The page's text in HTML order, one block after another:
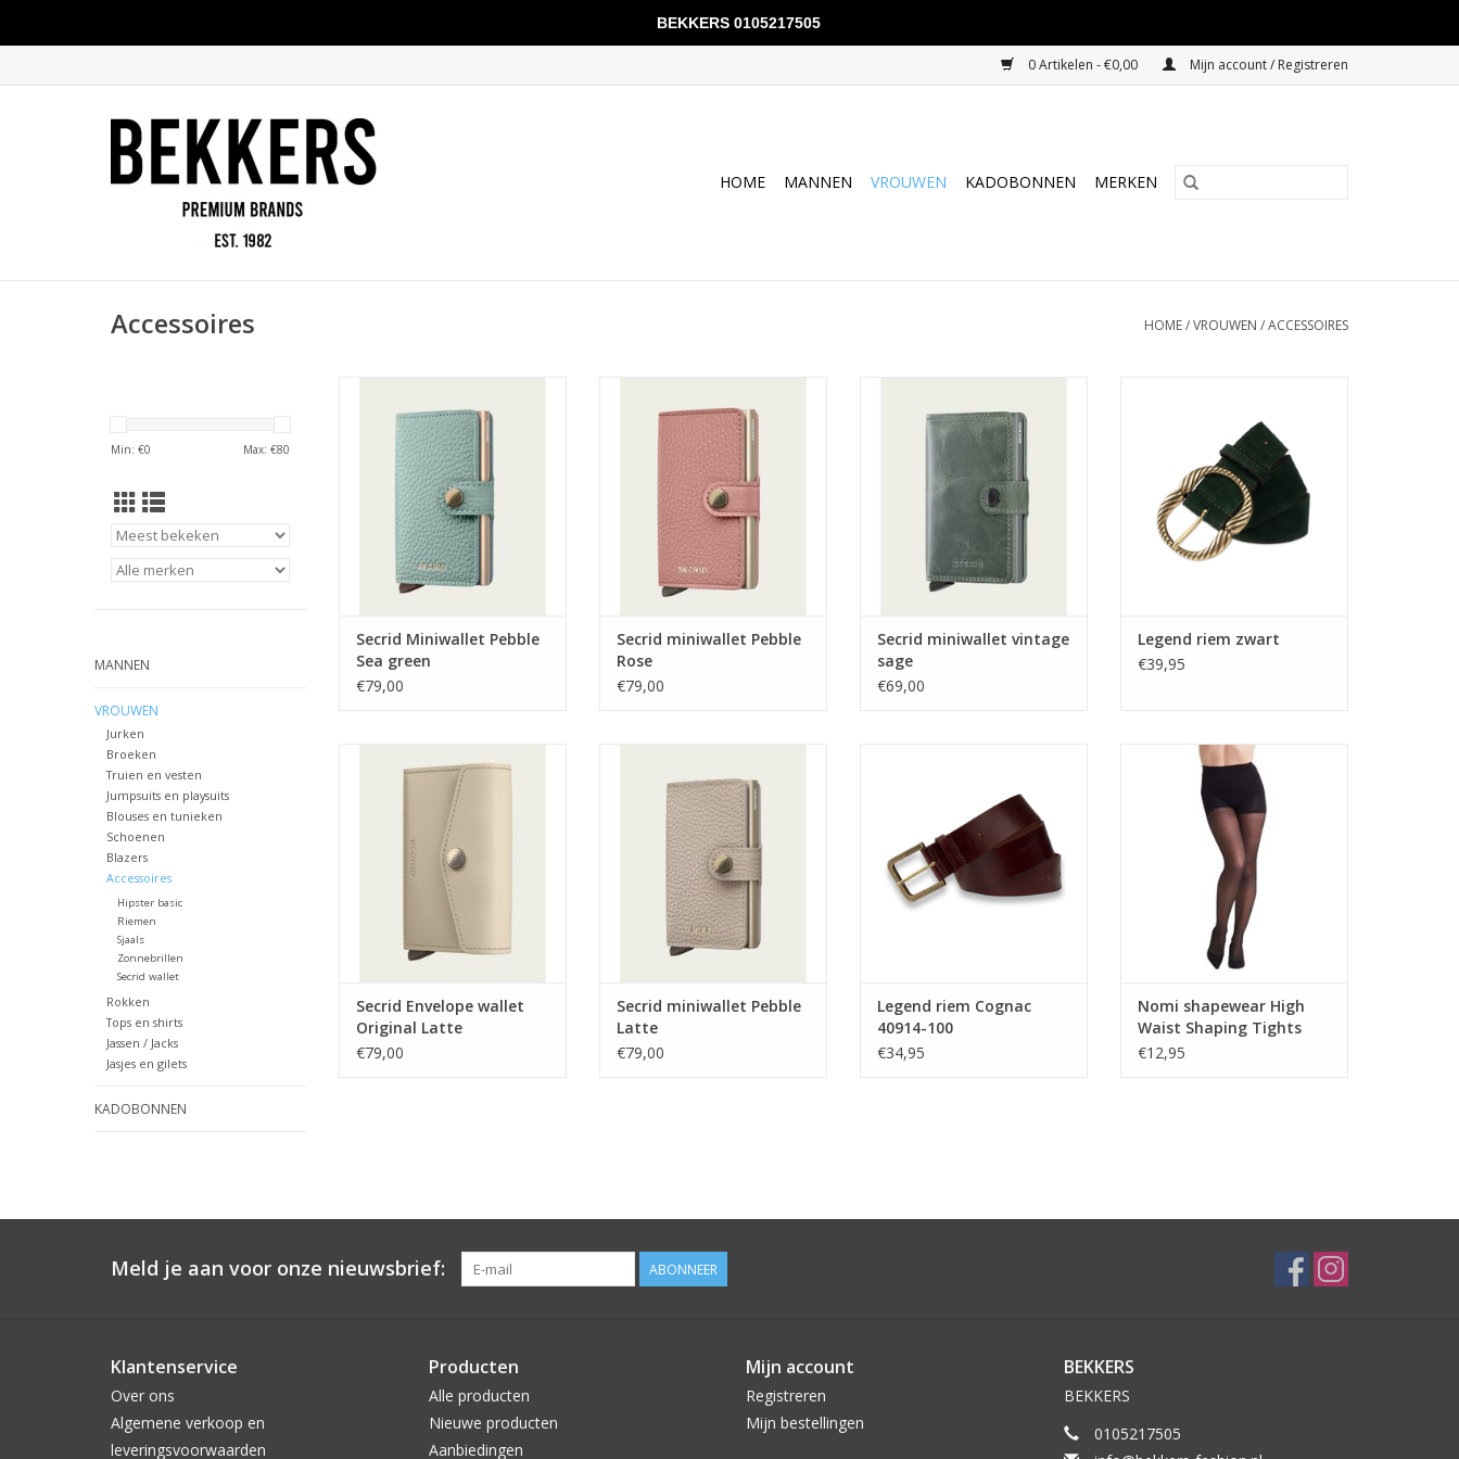
0 Artikelen - €0,00 Mijn account / Registreren
HOME MANNEN VROUWEN KADOBONNEN MERKEN
Accessoires HOME/VROUWEN /ACCESSOIRES
Min: €0 Max: €80
MANNEN
VROUWEN
Jurken
Broeken
Truien en vesten
Jumpsuits en playsuits
Blouses en tunieken
Schoenen
Blazers
Accessoires
Hipster basic
Riemen
Sjaals
Zonnebrillen
Secrid wallet
Rokken
Tops en shirts
Jassen / Jacks
Jasjes en gilets
KADOBONNEN
green
TOEVOEGEN AAN WINKELWAGEN
Secrid Miniwallet Pebble
Sea green
€79,00
TOEVOEGEN AAN WINKELWAGEN
Secrid miniwallet Pebble
Rose
€79,00
TOEVOEGEN AAN WINKELWAGEN
Secrid miniwallet vintage
sage
€69,00
TOEVOEGEN AAN WINKELWAGEN
Legend riem zwart
€39,95
Latte
TOEVOEGEN AAN WINKELWAGEN
Secrid Envelope wallet
Original Latte
€79,00
TOEVOEGEN AAN WINKELWAGEN
Secrid miniwallet Pebble
Latte
€79,00
Legend riem Cognac
40914-100
€34,95
Nomi shapewear High Waist
Shaping Tights 40D Black
TOEVOEGEN AAN WINKELWAGEN
Nomi shapewear High
Waist Shaping Tights
40D Black
€12,95
Meld je aan voor onze nieuwsbrief: ABONNEER
Klantenservice
Over ons
Algemene verkoop en
leveringsvoorwaarden
Producten
Alle producten
Nieuwe producten
Aanbiedingen
Mijn account
Registreren
Mijn bestellingen
BEKKERS
BEKKERS
0105217505
BEKKERS 0105217505